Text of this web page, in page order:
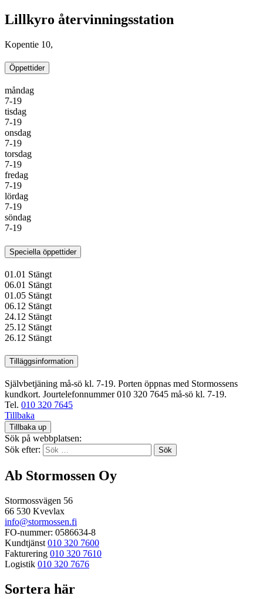
Lillkyro återvinningsstation
Kopentie 10,
Öppettider
måndag
7-19
tisdag
7-19
onsdag
7-19
torsdag
7-19
fredag
7-19
lördag
7-19
söndag
7-19
Speciella öppettider
01.01 Stängt
06.01 Stängt
01.05 Stängt
06.12 Stängt
24.12 Stängt
25.12 Stängt
26.12 Stängt
Tilläggsinformation
Självbetjäning må-sö kl. 7-19. Porten öppnas med Stormossens
kundkort. Jourtelefonnummer 010 320 7645 må-sö kl. 7-19.
Tel. 010 320 7645
Tillbaka
Tillbaka up
Sök på webbplatsen:
Sök efter:
Ab Stormossen Oy
Stormossvägen 56
66 530 Kvevlax
info@stormossen.fi
FO-nummer: 0586634-8
Kundtjänst 010 320 7600
Fakturering 010 320 7610
Logistik 010 320 7676
Sortera här